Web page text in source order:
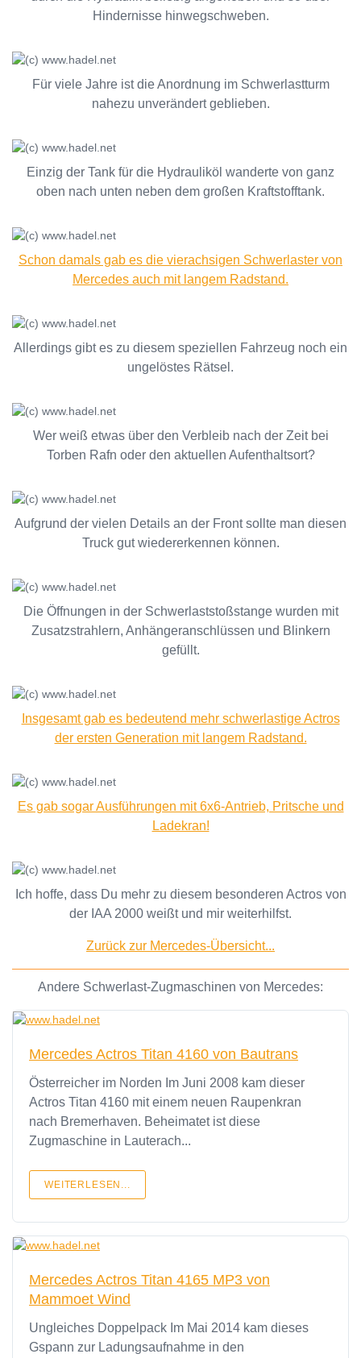
Hindernisse hinwegschweben.
Für viele Jahre ist die Anordnung im Schwerlastturm
nahezu unverändert geblieben.
Einzig der Tank für die Hydrauliköl wanderte von ganz
oben nach unten neben dem großen Kraftstofftank.
Schon damals gab es die vierachsigen Schwerlaster von
Mercedes auch mit langem Radstand.
Allerdings gibt es zu diesem speziellen Fahrzeug noch ein
ungelöstes Rätsel.
Wer weiß etwas über den Verbleib nach der Zeit bei
Torben Rafn oder den aktuellen Aufenthaltsort?
Aufgrund der vielen Details an der Front sollte man diesen
Truck gut wiedererkennen können.
Die Öffnungen in der Schwerlaststoßstange wurden mit
Zusatzstrahlern, Anhängeranschlüssen und Blinkern
gefüllt.
Insgesamt gab es bedeutend mehr schwerlastige Actros
der ersten Generation mit langem Radstand.
Es gab sogar Ausführungen mit 6x6-Antrieb, Pritsche und
Ladekran!
Ich hoffe, dass Du mehr zu diesem besonderen Actros von
der IAA 2000 weißt und mir weiterhilfst.
Zurück zur Mercedes-Übersicht...
Andere Schwerlast-Zugmaschinen von Mercedes:
Mercedes Actros Titan 4160 von Bautrans
Österreicher im Norden Im Juni 2008 kam dieser
Actros Titan 4160 mit einem neuen Raupenkran
nach Bremerhaven. Beheimatet ist diese
Zugmaschine in Lauterach...
WEITERLESEN...
Mercedes Actros Titan 4165 MP3 von
Mammoet Wind
Ungleiches Doppelpack Im Mai 2014 kam dieses
Gspann zur Ladungsaufnahme in den